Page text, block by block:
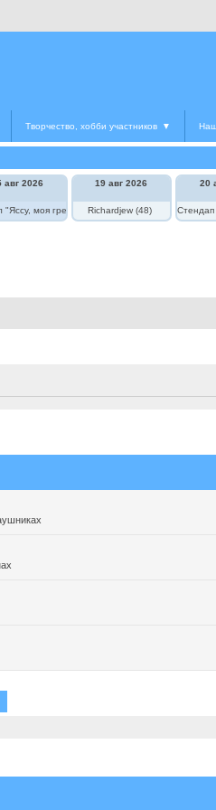
Творчество, хобби участников ▼
цирке"
авг 2026
"Яссу, моя греческая любовь"
19 авг 2026
Richardjew (48)
20
Стендап